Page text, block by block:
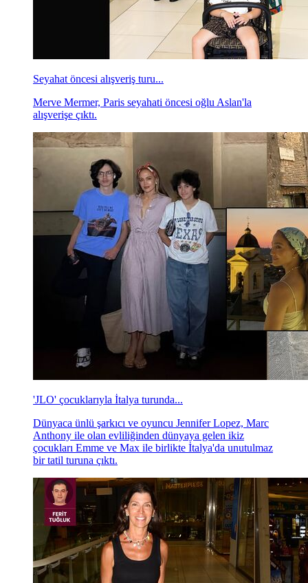
Seyahat öncesi alışveriş turu...
Merve Mermer, Paris seyahati öncesi oğlu Aslan'la
alışverişe çıktı.
'JLO' çocuklarıyla İtalya turunda...
Dünyaca ünlü şarkıcı ve oyuncu Jennifer Lopez, Marc
Anthony ile olan evliliğinden dünyaya gelen ikiz
çocukları Emme ve Max ile birlikte İtalya'da unutulmaz
bir tatil turuna çıktı.